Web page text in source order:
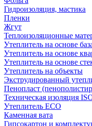
Гидроизоляция, мастика
Пленки
Жгут
Теплоизоляционные
Утеплитель на основе
Утеплитель на основе
Утеплитель на основе
Утеплитель на объекты
Экструдированный
Пенопласт
Техническая изоляция
Утеплитель ECO
Каменная вата
Гипсокартон и